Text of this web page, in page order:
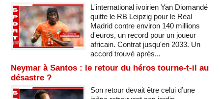
L'international ivoirien Yan Diomandé
quitte le RB Leipzig pour le Real
Madrid contre environ 140 millions
d'euros, un record pour un joueur
africain. Contrat jusqu'en 2033. Un
accord trouvé après...
Neymar à Santos : le retour du héros tourne-t-il au
désastre ?
Son retour devait être celui d’une